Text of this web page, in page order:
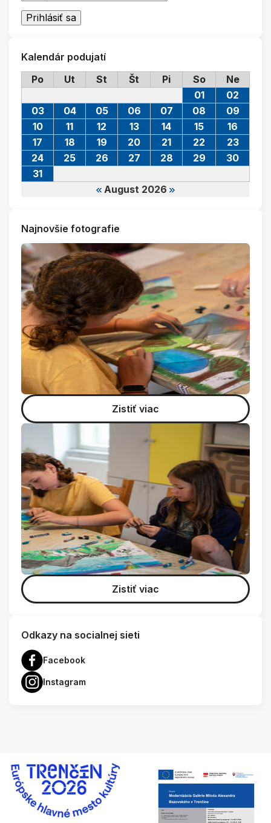
Kalendár podujatí
Po
Ut St Št Pi So Ne
August 2026
01
02
03
04 05 06 07 08
09
10
11 12 13 14 15
16
17
18 19 20 21 22
23
24
25 26 27 28 29
30
31
Najnovšie fotografie
Zistiť viac
Zistiť viac
Odkazy na socialnej sieti
Facebook
Instagram